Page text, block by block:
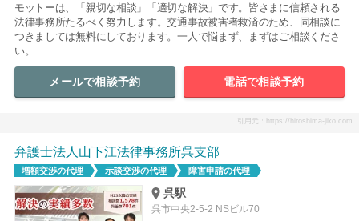
モットーは、「親切な相談」「適切な解決」です。皆さまに信頼される
法律事務所たるべく努力します。交通事故被害者救済のため、同相談に
つきましては無料にしております。一人で悩まず、まずはご相談くださ
い。
メールで相談予約 電話で相談予約
引用元：https://hiroshima-jiko.com
弁護士法人山下江法律事務所呉支部
増額交渉の代理 示談交渉の代理 障害申請の代理
呉駅
呉市中央2-5-2 NSビル70